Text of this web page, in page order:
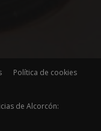
Política de cookies
de Alcorcón: